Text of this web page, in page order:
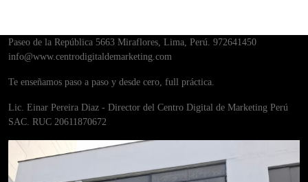
Paseo de la República 5663 Miraflores, Lima, Perú. 972641450
info@www.centrodigitaldemarketing.com
Te enseñamos paso a paso y desde cero, full práctica.
Lic. Einar Pereira Diaz - Director del Centro Digital de Marketing Perú
SAC. RUC 20611870672